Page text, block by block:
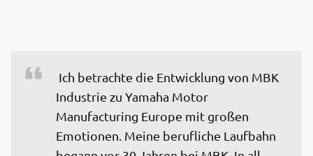
Industrie zu Yamaha Motor
Manufacturing Europe mit großen
Emotionen. Meine berufliche Laufbahn